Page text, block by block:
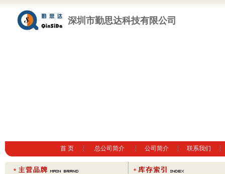
深圳市勤思达科技有限公司
首 页 总公司简介 公司简介 联系我们